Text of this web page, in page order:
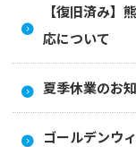
【復旧済み】
応について
夏季休業のお
ゴールデンウ